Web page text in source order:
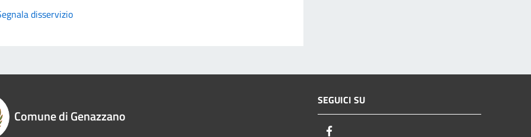
disservizio
Comune di Genazzano
SEGUICI SU